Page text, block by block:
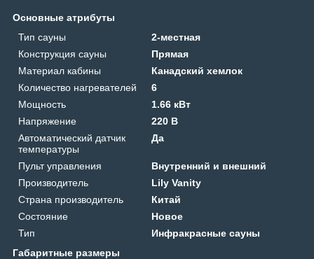
Основные атрибуты
Тип сауны
2-местная
Конструкция сауны
Прямая
Материал кабины
Канадский хемлок
Количество нагревателей
6
Мощность
1.66 кВт
Напряжение
220 В
Автоматический датчик
температуры
Да
Пульт управления
Внутренний и внешний
Производитель
Lily Vanity
Страна производитель
Китай
Состояние
Новое
Тип
Инфракрасные сауны
Габаритные размеры